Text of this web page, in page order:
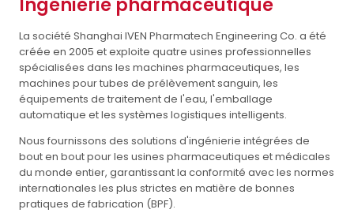
Ingénierie pharmaceutique
La société Shanghai IVEN Pharmatech Engineering Co. a été
créée en 2005 et exploite quatre usines professionnelles
spécialisées dans les machines pharmaceutiques, les
machines pour tubes de prélèvement sanguin, les
équipements de traitement de l'eau, l'emballage
automatique et les systèmes logistiques intelligents.
Nous fournissons des solutions d'ingénierie intégrées de
bout en bout pour les usines pharmaceutiques et médicales
du monde entier, garantissant la conformité avec les normes
internationales les plus strictes en matière de bonnes
pratiques de fabrication (BPF).